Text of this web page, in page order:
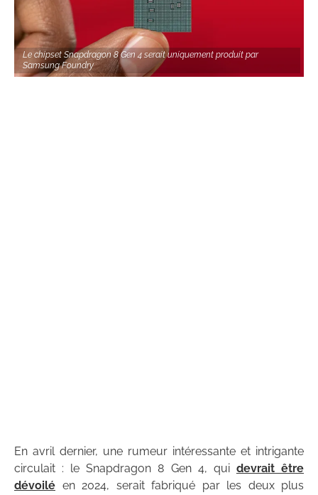
Le chipset Snapdragon 8 Gen 4 serait uniquement produit par
Samsung Foundry
En avril dernier, une rumeur intéressante et intrigante
circulait : le Snapdragon 8 Gen 4, qui devrait être
dévoilé en 2024, serait fabriqué par les deux plus